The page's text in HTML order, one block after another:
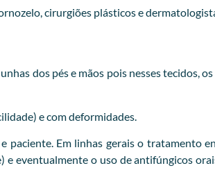
cirurgiões plásticos e
dos pés e mãos pois nesses tecidos,
e com deformidades.
paciente. Em linhas gerais o tratamento
eventualmente o uso de antifúngicos